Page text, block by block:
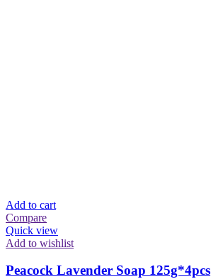
Add to cart
Compare
Quick view
Add to wishlist
Peacock Lavender Soap 125g*4pcs